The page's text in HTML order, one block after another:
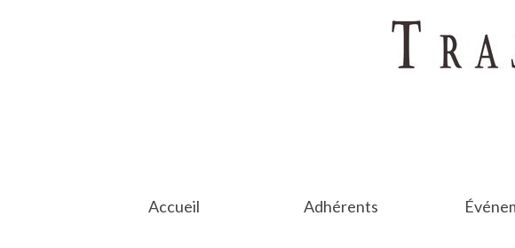
Accueil Adhérents